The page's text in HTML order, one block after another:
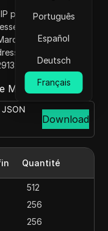
Português
Español
Deutsch
Français
pour Maroc (MA), y
IP et la plage
Vous pouvez
et connaître la
adresses IP.
Maroc depuis :
JSON
Download
Quantité
512
256
256